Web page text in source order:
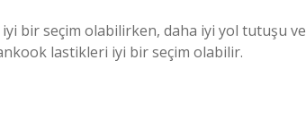
iyi bir seçim olabilirken, daha iyi yol tutuşu ve
lastikleri iyi bir seçim olabilir.